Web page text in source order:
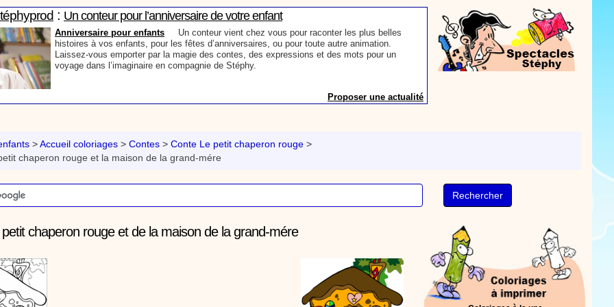
Laissez-vous emporter par la magie des contes, des expressions et des mots pour un
voyage dans l’imaginaire en compagnie de Stéphy.
Proposer une actualité
:Chanson La brosse à dents, dessin animé musical
Dessins animés créations
animation pour les jeunes enfants de la célèbre chanson de Stéphy, La Brosse à dents.
retrouve, l'eau, le robinet, le lavabo, le dentifrice et bien sûr, la brosse à dents. Tchique tchique, tchique
:Comment raconter des histoires aux enfants
raconter des histoires aux enfants. N’oubliez pas l’histoire du soir ! Si vous êtes parents,
important favorable à un bon sommeil, évitez les histoires d’horreur bien entendu. Si vous
conteur devant vos groupes d’enfants.
:
Loisirs créatifs
Comment écrire mon prénom en graffiti. Un tutoriel vidéo pour les parents, les
enseignants et les enfants. Animation d'une activité manuelle pour les enfants. Atelier de peinture et de
graphisme.
>Accueil coloriages > Contes > Conte Le petit chaperon rouge >
chaperon rouge et la maison de la grand-mére
chaperon rouge et de la maison de la grand-mére